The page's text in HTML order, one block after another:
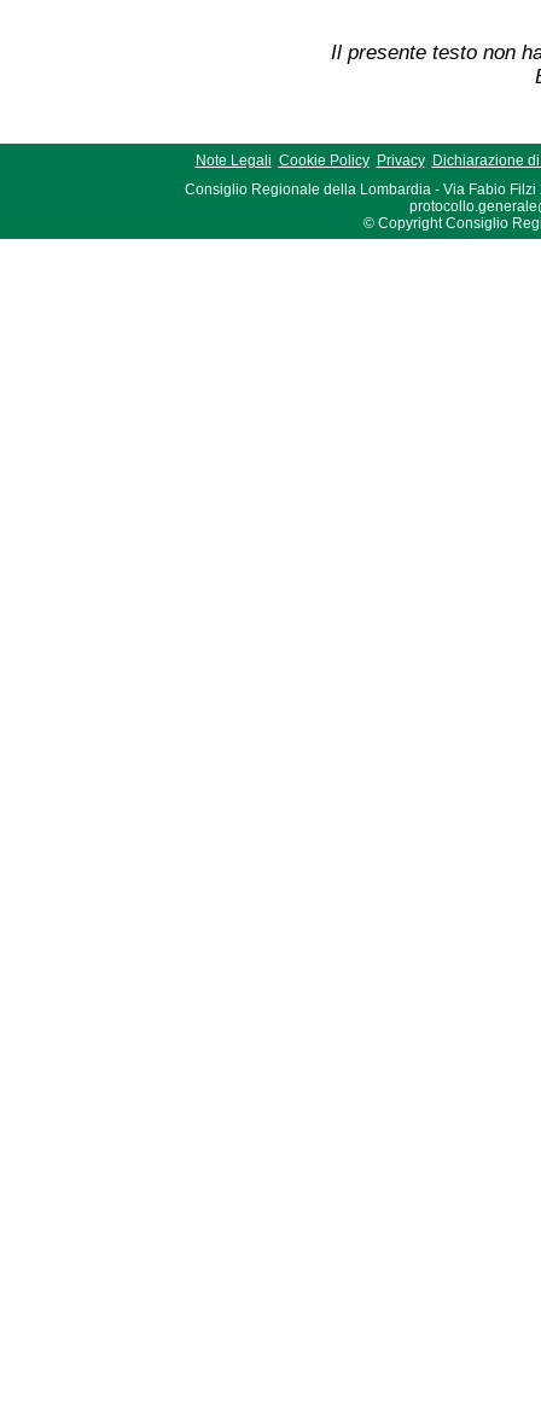
Il presente testo non
Note Legali Cookie Policy Privacy
Dichiarazione
Consiglio Regionale della Lombardia - Via Fabio Filzi
© Copyright Consiglio